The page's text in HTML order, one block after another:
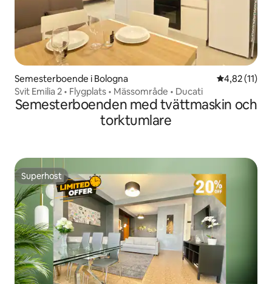
Semesterboende i Bologna 4,82 av 5 i
4,82 (11)
Svit Emilia 2 • Flygplats • Mässområde • Ducati
Semesterboenden med tvättmaskin och
torktumlare
Superhost
Superhost